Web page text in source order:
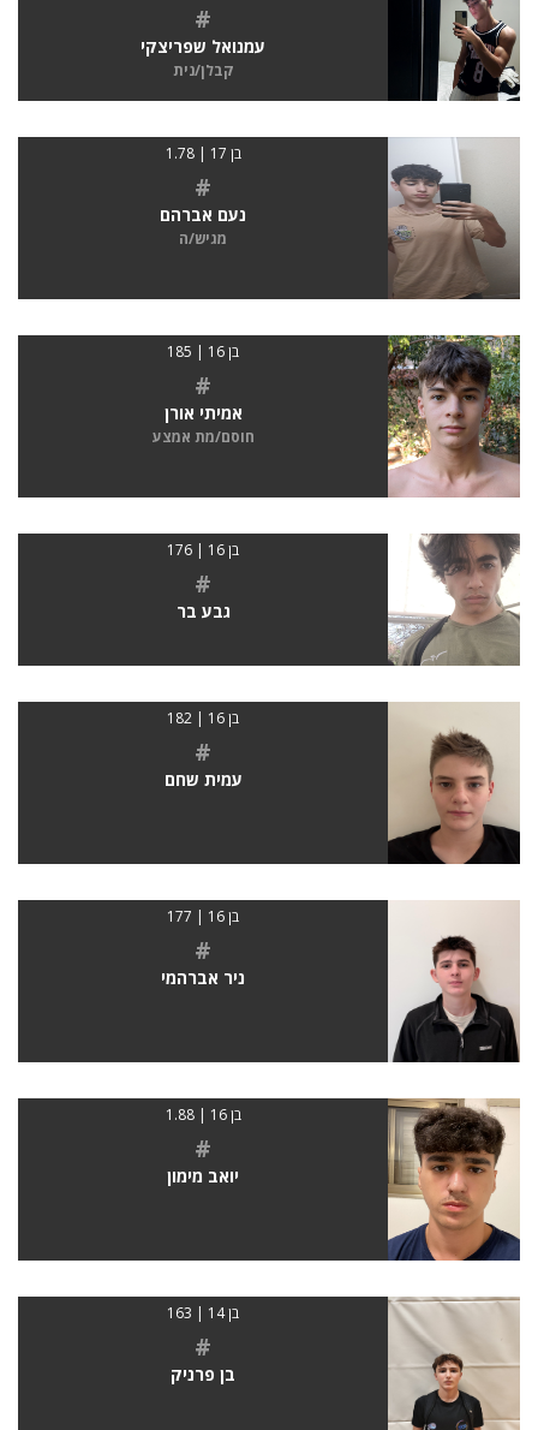
#
עמנואל שפריצקי
קבלן/נית
בן 17 | 1.78
#
נעם אברהם
מגיש/ה
בן 16 | 185
#
אמיתי אורן
חוסם/מת אמצע
בן 16 | 176
#
גבע בר
בן 16 | 182
#
עמית שחם
בן 16 | 177
#
ניר אברהמי
בן 16 | 1.88
#
יואב מימון
בן 14 | 163
#
בן פרניק